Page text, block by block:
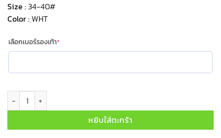
Size :34-40#
Color : ฺWHT
เลือกเบอร์รองเท้า*(required)
จำนวน C4000043 ชิ้น
หยิบใส่ตะกร้า